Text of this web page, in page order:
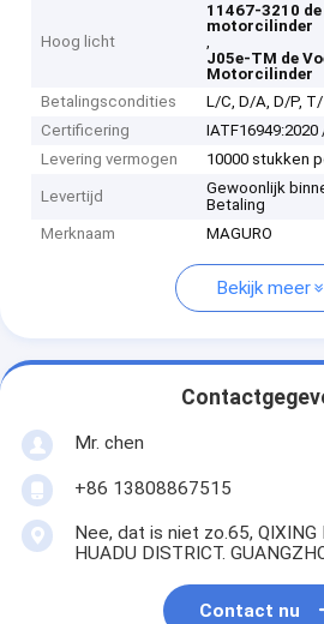
Hoog licht
11467-3210
motorcilinder
,
J05e-TM de
Motorcilinder
Betalingscondities
L/C, D/A, D/P,
Certificering
IATF16949:2020
Levering vermogen
10000 stukken
Levertijd
Gewoonlijk
Betaling
Merknaam
MAGURO
Bekijk meer
Mr. chen
+86 13808867515
Nee, dat is niet zo.65, QIXING
HUADU DISTRICT.
Contact nu